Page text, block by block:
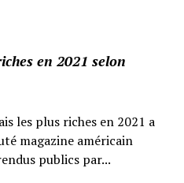
en 2021 selon
les plus riches en 2021 a
magazine américain
publics par...